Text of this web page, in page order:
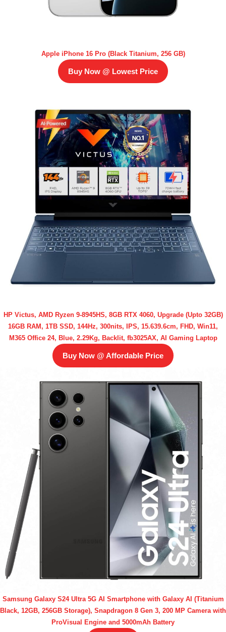
Apple iPhone 16 Pro (Black Titanium, 256 GB)
Buy Now @ Lowest Price
HP Victus, AMD Ryzen 9-8945HS, 8GB RTX 4060, Upgrade (Upto 32GB)
16GB RAM, 1TB SSD, 144Hz, 300nits, IPS, 15.639.6cm, FHD, Win11,
M365 Office 24, Blue, 2.29Kg, Backlit, fb3025AX, AI Gaming Laptop
Buy Now @ Affordable Price
Samsung Galaxy S24 Ultra 5G AI Smartphone with Galaxy AI (Titanium
Black, 12GB, 256GB Storage), Snapdragon 8 Gen 3, 200 MP Camera with
ProVisual Engine and 5000mAh Battery